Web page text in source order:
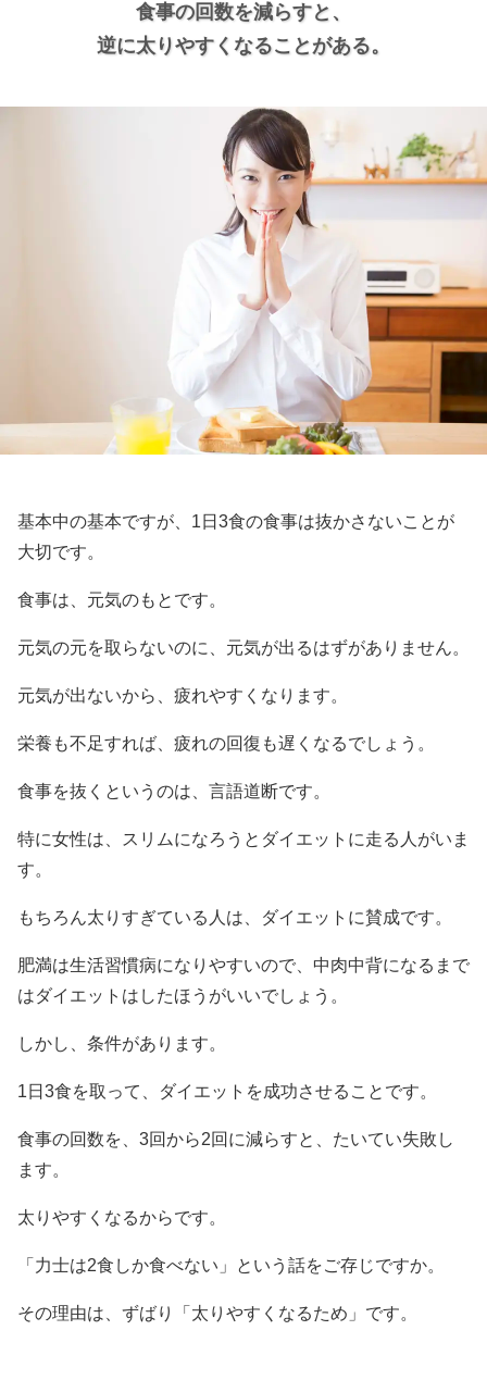
食事の回数を減らすと、
逆に太りやすくなることがある。
基本中の基本ですが、1日3食の食事は抜かさないことが
大切です。
食事は、元気のもとです。
元気の元を取らないのに、元気が出るはずがありません。
元気が出ないから、疲れやすくなります。
栄養も不足すれば、疲れの回復も遅くなるでしょう。
食事を抜くというのは、言語道断です。
特に女性は、スリムになろうとダイエットに走る人がいま
す。
もちろん太りすぎている人は、ダイエットに賛成です。
肥満は生活習慣病になりやすいので、中肉中背になるまで
はダイエットはしたほうがいいでしょう。
しかし、条件があります。
1日3食を取って、ダイエットを成功させることです。
食事の回数を、3回から2回に減らすと、たいてい失敗し
ます。
太りやすくなるからです。
「力士は2食しか食べない」という話をご存じですか。
その理由は、ずばり「太りやすくなるため」です。